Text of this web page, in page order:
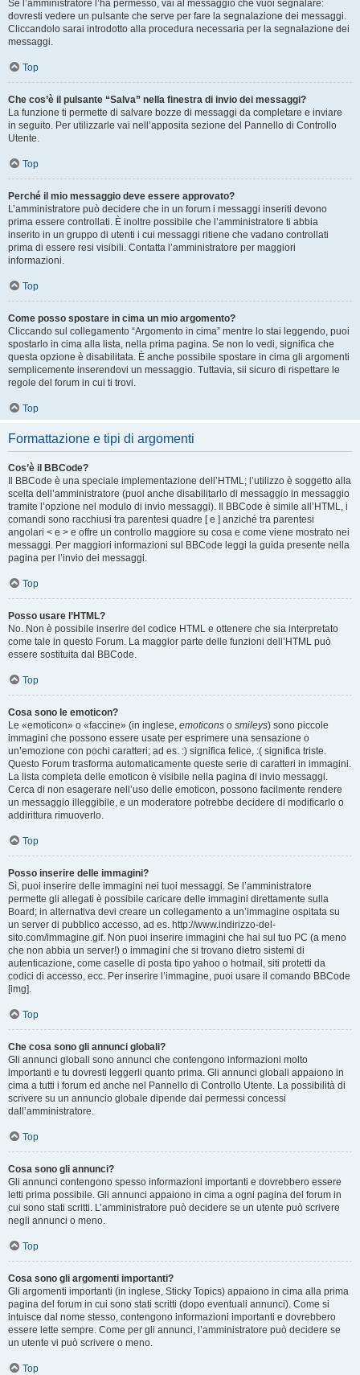
Se l’amministratore l’ha permesso, vai al messaggio che vuoi segnalare:
dovresti vedere un pulsante che serve per fare la segnalazione dei messaggi.
Cliccandolo sarai introdotto alla procedura necessaria per la segnalazione dei
messaggi.
Top
Che cos’è il pulsante “Salva” nella finestra di invio dei messaggi?
La funzione ti permette di salvare bozze di messaggi da completare e inviare
in seguito. Per utilizzarle vai nell’apposita sezione del Pannello di Controllo
Utente.
Top
Perché il mio messaggio deve essere approvato?
L’amministratore può decidere che in un forum i messaggi inseriti devono
prima essere controllati. È inoltre possibile che l’amministratore ti abbia
inserito in un gruppo di utenti i cui messaggi ritiene che vadano controllati
prima di essere resi visibili. Contatta l’amministratore per maggiori
informazioni.
Top
Come posso spostare in cima un mio argomento?
Cliccando sul collegamento “Argomento in cima” mentre lo stai leggendo, puoi
spostarlo in cima alla lista, nella prima pagina. Se non lo vedi, significa che
questa opzione è disabilitata. È anche possibile spostare in cima gli argomenti
semplicemente inserendovi un messaggio. Tuttavia, sii sicuro di rispettare le
regole del forum in cui ti trovi.
Top
Formattazione e tipi di argomenti
Cos’è il BBCode?
Il BBCode è una speciale implementazione dell’HTML; l’utilizzo è soggetto alla
scelta dell’amministratore (puoi anche disabilitarlo di messaggio in messaggio
tramite l’opzione nel modulo di invio messaggi). Il BBCode è simile all’HTML, i
comandi sono racchiusi tra parentesi quadre [ e ] anziché tra parentesi
angolari < e > e offre un controllo maggiore su cosa e come viene mostrato nei
messaggi. Per maggiori informazioni sul BBCode leggi la guida presente nella
pagina per l’invio dei messaggi.
Top
Posso usare l’HTML?
No. Non è possibile inserire del codice HTML e ottenere che sia interpretato
come tale in questo Forum. La maggior parte delle funzioni dell’HTML può
essere sostituita dal BBCode.
Top
Cosa sono le emoticon?
Le «emoticon» o «faccine» (in inglese, emoticons o smileys) sono piccole
immagini che possono essere usate per esprimere una sensazione o
un’emozione con pochi caratteri; ad es. :) significa felice, :( significa triste.
Questo Forum trasforma automaticamente queste serie di caratteri in immagini.
La lista completa delle emoticon è visibile nella pagina di invio messaggi.
Cerca di non esagerare nell’uso delle emoticon, possono facilmente rendere
un messaggio illeggibile, e un moderatore potrebbe decidere di modificarlo o
addirittura rimuoverlo.
Top
Posso inserire delle immagini?
Sì, puoi inserire delle immagini nei tuoi messaggi. Se l’amministratore
permette gli allegati è possibile caricare delle immagini direttamente sulla
Board; in alternativa devi creare un collegamento a un’immagine ospitata su
un server di pubblico accesso, ad es. http://www.indirizzo-del-
sito.com/immagine.gif. Non puoi inserire immagini che hai sul tuo PC (a meno
che non abbia un server!) o immagini che si trovano dietro sistemi di
autenticazione, come caselle di posta tipo yahoo o hotmail, siti protetti da
codici di accesso, ecc. Per inserire l’immagine, puoi usare il comando BBCode
[img].
Top
Che cosa sono gli annunci globali?
Gli annunci globali sono annunci che contengono informazioni molto
importanti e tu dovresti leggerli quanto prima. Gli annunci globali appaiono in
cima a tutti i forum ed anche nel Pannello di Controllo Utente. La possibilità di
scrivere su un annuncio globale dipende dai permessi concessi
dall’amministratore.
Top
Cosa sono gli annunci?
Gli annunci contengono spesso informazioni importanti e dovrebbero essere
letti prima possibile. Gli annunci appaiono in cima a ogni pagina del forum in
cui sono stati scritti. L’amministratore può decidere se un utente può scrivere
negli annunci o meno.
Top
Cosa sono gli argomenti importanti?
Gli argomenti importanti (in inglese, Sticky Topics) appaiono in cima alla prima
pagina del forum in cui sono stati scritti (dopo eventuali annunci). Come si
intuisce dal nome stesso, contengono informazioni importanti e dovrebbero
essere lette sempre. Come per gli annunci, l’amministratore può decidere se
un utente vi può scrivere o meno.
Top